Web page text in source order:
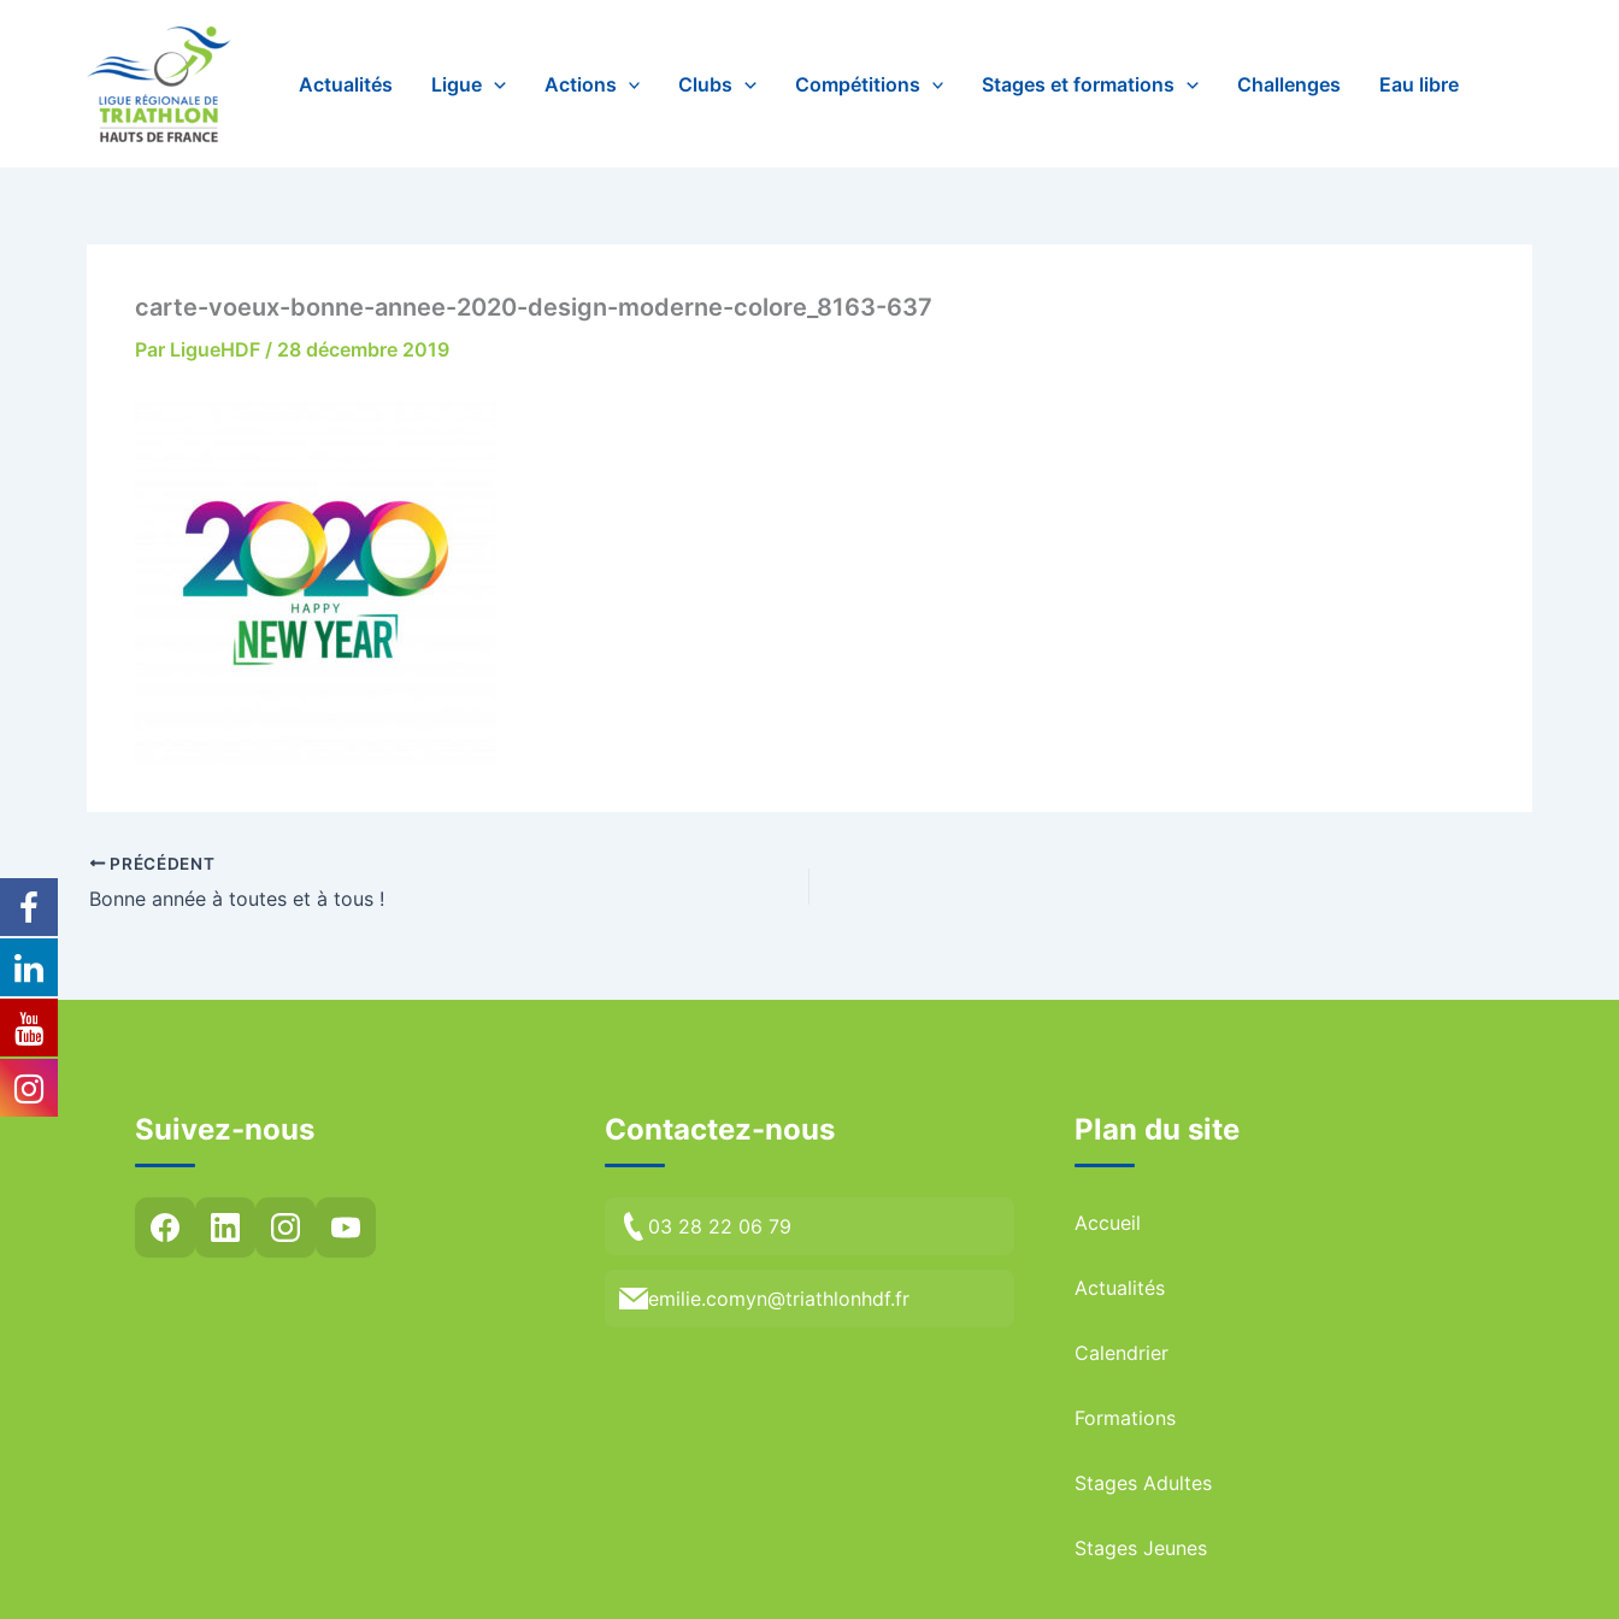
Actualités Ligue Actions Clubs Compétitions Stages et formations Challenges Eau libre
carte-voeux-bonne-annee-2020-design-moderne-colore_8163-637
Par LigueHDF / 28 décembre 2019
PRÉCÉDENT
Bonne année à toutes et à tous !
Suivez-nous Contactez-nous
03 28 22 06 79
emilie.comyn@triathlonhdf.fr
Plan du site
Accueil
Actualités
Calendrier
Formations
Stages Adultes
Stages Jeunes